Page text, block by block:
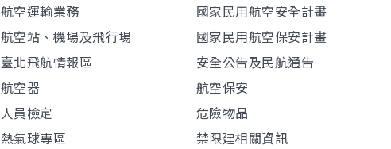
航空運輸業務
航空站、機場及飛行場
臺北飛航情報區
航空器
人員檢定
熱氣球專區
國家民用航空安全計畫
國家民用航空保安計畫
安全公告及民航通告
航空保安
危險物品
禁限建相關資訊